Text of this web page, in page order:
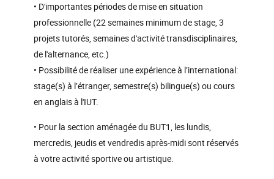
• D'importantes périodes de mise en situation
professionnelle (22 semaines minimum de stage, 3
projets tutorés, semaines d'activité transdisciplinaires,
de l'alternance, etc.)
• Possibilité de réaliser une expérience à l’international:
stage(s) à l’étranger, semestre(s) bilingue(s) ou cours
en anglais à l'IUT.
• Pour la section aménagée du BUT1, les lundis,
mercredis, jeudis et vendredis après-midi sont réservés
à votre activité sportive ou artistique.